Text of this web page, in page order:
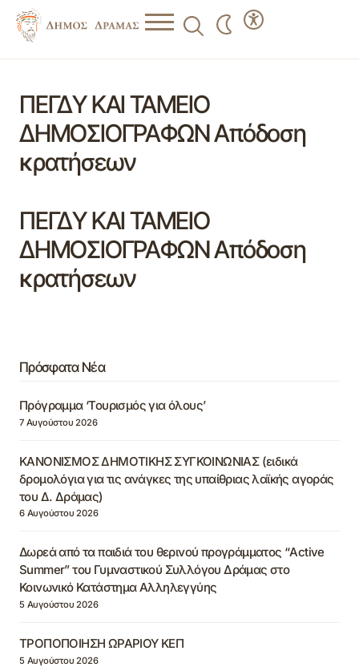
ΠΕΓΔΥ ΚΑΙ ΤΑΜΕΙΟ
ΔΗΜΟΣΙΟΓΡΑΦΩΝ Απόδοση
κρατήσεων
ΠΕΓΔΥ ΚΑΙ ΤΑΜΕΙΟ
ΔΗΜΟΣΙΟΓΡΑΦΩΝ Απόδοση
κρατήσεων
Πρόσφατα Νέα
Πρόγραμμα ‘Τουρισμός για όλους’
7 Αυγούστου 2026
ΚΑΝΟΝΙΣΜΟΣ ΔΗΜΟΤΙΚΗΣ ΣΥΓΚΟΙΝΩΝΙΑΣ (ειδικά
δρομολόγια για τις ανάγκες της υπαίθριας λαϊκής αγοράς
του Δ. Δράμας)
6 Αυγούστου 2026
Δωρεά από τα παιδιά του θερινού προγράμματος “Active
Summer” του Γυμναστικού Συλλόγου Δράμας στο
Κοινωνικό Κατάστημα Αλληλεγγύης
5 Αυγούστου 2026
ΤΡΟΠΟΠΟΙΗΣΗ ΩΡΑΡΙΟΥ ΚΕΠ
5 Αυγούστου 2026